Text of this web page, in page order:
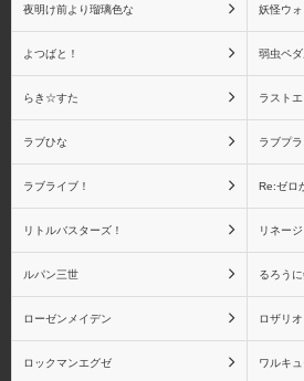
京都アニメーション
グッ
イズ
CCP
夜明け前より瑠璃色な 妖怪ウ
よつばと！ 弱虫ペ
らき☆すた ラスト
ラブひな ラブプラ
ラブライブ！ Re:ゼロ
リトルバスターズ！ リネー
ルパン三世 るろう
ローゼンメイデン ロザリ
ロックマンエグゼ ワルキ